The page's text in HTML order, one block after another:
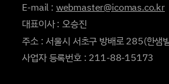
E-mail : webmaster@icomas.co.kr
대표이사 : 오승진
주소 : 서울시 서초구 방배로 285(한샘
사업자 등록번호 : 211-88-15173